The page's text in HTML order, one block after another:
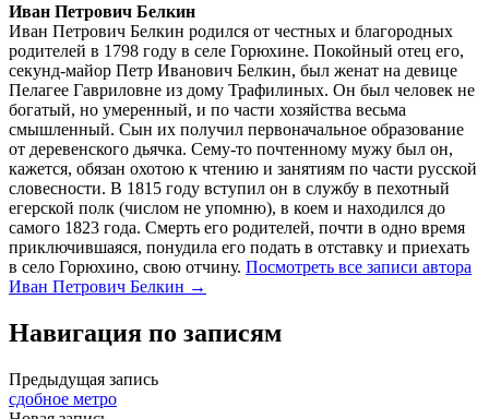
Иван Петрович Белкин
Иван Петрович Белкин родился от честных и благородных
родителей в 1798 году в селе Горюхине. Покойный отец его,
секунд-майор Петр Иванович Белкин, был женат на девице
Пелагее Гавриловне из дому Трафилиных. Он был человек не
богатый, но умеренный, и по части хозяйства весьма
смышленный. Сын их получил первоначальное образование
от деревенского дьячка. Сему-то почтенному мужу был он,
кажется, обязан охотою к чтению и занятиям по части русской
словесности. В 1815 году вступил он в службу в пехотный
егерской полк (числом не упомню), в коем и находился до
самого 1823 года. Смерть его родителей, почти в одно время
приключившаяся, понудила его подать в отставку и приехать
в село Горюхино, свою отчину. Посмотреть все записи автора
Иван Петрович Белкин →
Навигация по записям
Предыдущая запись
сдобное метро